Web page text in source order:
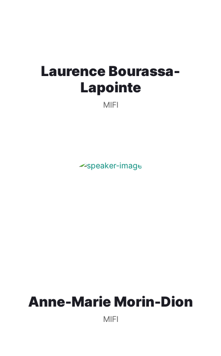
Laurence Bourassa-
Lapointe
MIFI
Anne-Marie Morin-Dion
MIFI